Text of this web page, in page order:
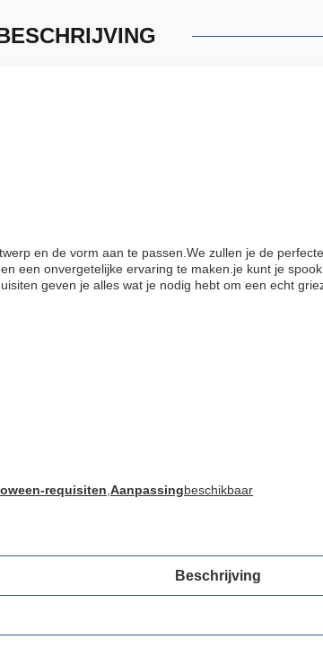
en de vorm aan te passen.We zullen je de
een onvergetelijke ervaring te maken.je kunt je
geven je alles wat je nodig hebt om een echt
requisiten Aanpassingbeschikbaar
Beschrijving